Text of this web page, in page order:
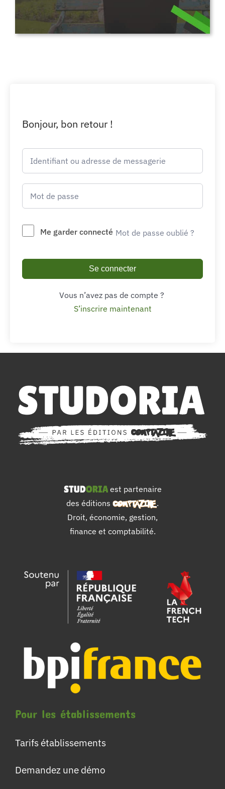
Bonjour, bon retour !
Me garder connecté Mot de passe oublié ?
Se connecter
Vous n’avez pas de compte ?
S’inscrire maintenant
est partenaire
des éditions
.
Droit, économie, gestion,
finance et comptabilité.
Pour les établissements
Tarifs établissements
Demandez une démo